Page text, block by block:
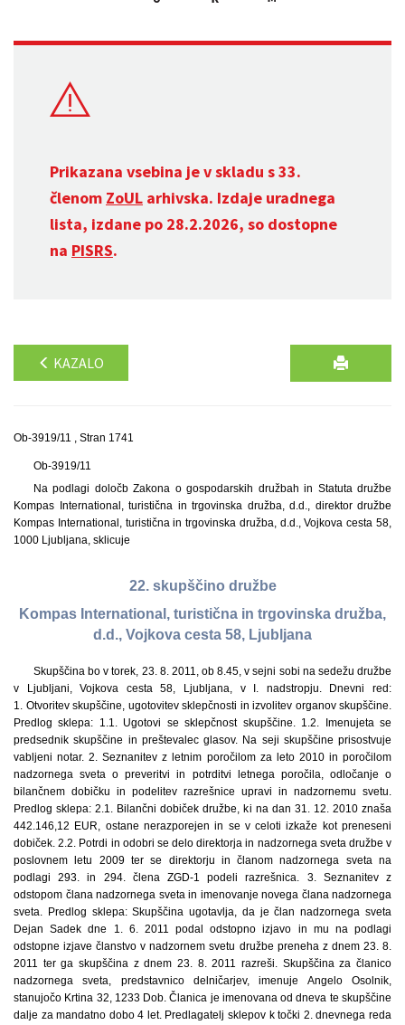
Prikazana vsebina je v skladu s 33.
členom ZoUL arhivska. Izdaje uradnega
lista, izdane po 28.2.2026, so dostopne
na PISRS.
KAZALO
Ob-3919/11 , Stran 1741
Ob-3919/11
Na podlagi določb Zakona o gospodarskih družbah in Statuta družbe
Kompas International, turistična in trgovinska družba, d.d., direktor družbe
Kompas International, turistična in trgovinska družba, d.d., Vojkova cesta 58,
1000 Ljubljana, sklicuje
22. skupščino družbe
Kompas International, turistična in trgovinska družba,
d.d., Vojkova cesta 58, Ljubljana
Skupščina bo v torek, 23. 8. 2011, ob 8.45, v sejni sobi na sedežu družbe
v Ljubljani, Vojkova cesta 58, Ljubljana, v I. nadstropju. Dnevni red:
1. Otvoritev skupščine, ugotovitev sklepčnosti in izvolitev organov skupščine.
Predlog sklepa: 1.1. Ugotovi se sklepčnost skupščine. 1.2. Imenujeta se
predsednik skupščine in preštevalec glasov. Na seji skupščine prisostvuje
vabljeni notar. 2. Seznanitev z letnim poročilom za leto 2010 in poročilom
nadzornega sveta o preveritvi in potrditvi letnega poročila, odločanje o
bilančnem dobičku in podelitev razrešnice upravi in nadzornemu svetu.
Predlog sklepa: 2.1. Bilančni dobiček družbe, ki na dan 31. 12. 2010 znaša
442.146,12 EUR, ostane nerazporejen in se v celoti izkaže kot preneseni
dobiček. 2.2. Potrdi in odobri se delo direktorja in nadzornega sveta družbe v
poslovnem letu 2009 ter se direktorju in članom nadzornega sveta na
podlagi 293. in 294. člena ZGD-1 podeli razrešnica. 3. Seznanitev z
odstopom člana nadzornega sveta in imenovanje novega člana nadzornega
sveta. Predlog sklepa: Skupščina ugotavlja, da je član nadzornega sveta
Dejan Sadek dne 1. 6. 2011 podal odstopno izjavo in mu na podlagi
odstopne izjave članstvo v nadzornem svetu družbe preneha z dnem 23. 8.
2011 ter ga skupščina z dnem 23. 8. 2011 razreši. Skupščina za članico
nadzornega sveta, predstavnico delničarjev, imenuje Angelo Osolnik,
stanujočo Krtina 32, 1233 Dob. Članica je imenovana od dneva te skupščine
dalje za mandatno dobo 4 let. Predlagatelj sklepov k točki 2. dnevnega reda